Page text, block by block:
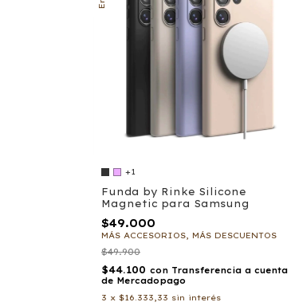
+1
Funda by Rinke Silicone
Magnetic para Samsung
$49.000
MÁS ACCESORIOS, MÁS DESCUENTOS
$49.900
$44.100 con Transferencia a cuenta
de Mercadopago
3 x $16.333,33 sin interés